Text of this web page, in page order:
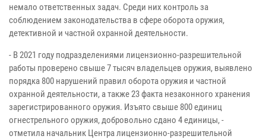
немало ответственных задач. Среди них контроль за
соблюдением законодательства в сфере оборота оружия,
детективной и частной охранной деятельности.
- В 2021 году подразделениями лицензионно-разрешительной
работы проверено свыше 7 тысяч владельцев оружия, выявлено
порядка 800 нарушений правил оборота оружия и частной
охранной деятельности, а также 23 факта незаконного хранения
зарегистрированного оружия. Изъято свыше 800 единиц
огнестрельного оружия, добровольно сдано 4 единицы, -
отметила начальник Центра лицензионно-разрешительной